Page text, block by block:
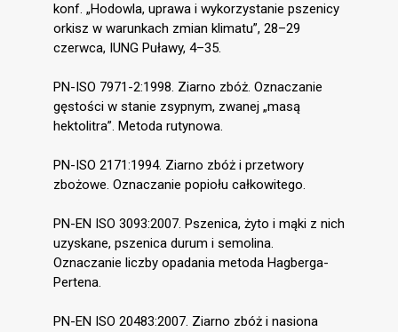
konf. „Hodowla, uprawa i wykorzystanie pszenicy
orkisz w warunkach zmian klimatu”, 28–29
czerwca, IUNG Puławy, 4–35.
PN-ISO 7971-2:1998. Ziarno zbóż. Oznaczanie
gęstości w stanie zsypnym, zwanej „masą
hektolitra”. Metoda rutynowa.
PN-ISO 2171:1994. Ziarno zbóż i przetwory
zbożowe. Oznaczanie popiołu całkowitego.
PN-EN ISO 3093:2007. Pszenica, żyto i mąki z nich
uzyskane, pszenica durum i semolina.
Oznaczanie liczby opadania metoda Hagberga-
Pertena.
PN-EN ISO 20483:2007. Ziarno zbóż i nasiona